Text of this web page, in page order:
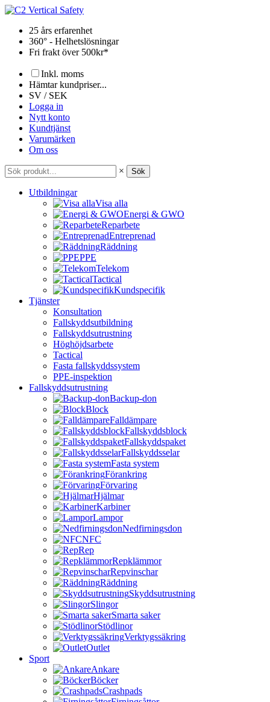
Hoppa
innehåll25 års erfarenhet
360° - Helhetslösningar
Fri frakt över 500kr*
Inkl. moms
Hämtar kundpriser...
SV / SEK
Logga in
Nytt konto
Kundtjänst
Varumärken
Om oss
× Sök
Utbildningar
Visa alla
Energi & GWO
Reparbete
Entreprenad
Räddning
PPE
Telekom
Tactical
Kundspecifik
Tjänster
Konsultation
Fallskyddsutbildning
Fallskyddsutrustning
Höghöjdsarbete
Tactical
Fasta fallskyddssystem
PPE-inspektion
Fallskyddsutrustning
Backup-don
Block
Falldämpare
Fallskyddsblock
Fallskyddspaket
Fallskyddsselar
Fasta system
Förankring
Förvaring
Hjälmar
Karbiner
Lampor
Nedfirningsdon
NFC
Rep
Repklämmor
Repvinschar
Räddning
Skyddsutrustning
Slingor
Smarta saker
Stödlinor
Verktygssäkring
Outlet
Sport
Ankare
Böcker
Crashpads